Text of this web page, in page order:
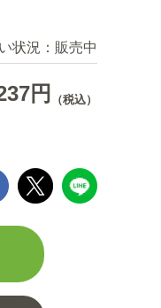
状況： 販売中
円 （税込）